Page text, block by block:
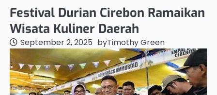
Festival Durian Cirebon Ramaikan
Wisata Kuliner Daerah
September 2, 2025 byTimothy Green